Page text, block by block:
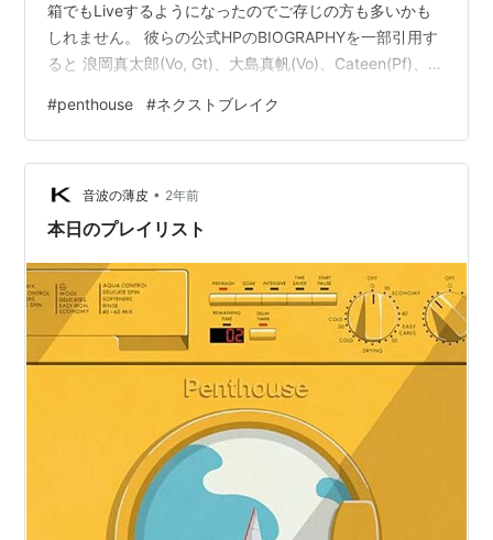
箱でもLiveするようになったのでご存じの方も多いかも
しれません。 彼らの公式HPのBIOGRAPHYを一部引用す
ると 浪岡真太郎(Vo, Gt)、大島真帆(Vo)、Cateen(Pf)、矢
ツイン“リード”ヴォーカル・バンド。大学時代に所属した
バンドサークル「東大POMP」のOBである現メンバー
が、ヴォーカルの浪岡を中心に集まり2019年6月より活
動開始。これまでオリジナル楽曲に加え、アレンジを施
した様々なジャンル…
#penthouse #ネクストブレイク
音波の薄皮 • 2年前
本日のプレイリスト